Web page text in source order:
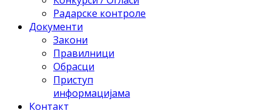
Радарске контроле
Документи
Закони
Правилници
Обрасци
Приступ
информацијама
Контакт